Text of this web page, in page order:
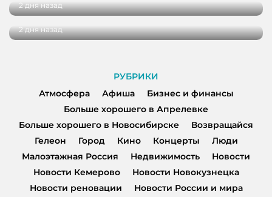
2 дня назад
«Небофест»
2 дня назад
РУБРИКИ
Атмосфера
Афиша
Бизнес и финансы
Больше хорошего в Апрелевке
Больше хорошего в Новосибирске
Возвращайся
Гелеон
Город Кино Концерты
Люди
Малоэтажная Россия
Недвижимость
Новости
Новости Кемерово
Новости Новокузнецка
Новости реновации
Новости России и мира